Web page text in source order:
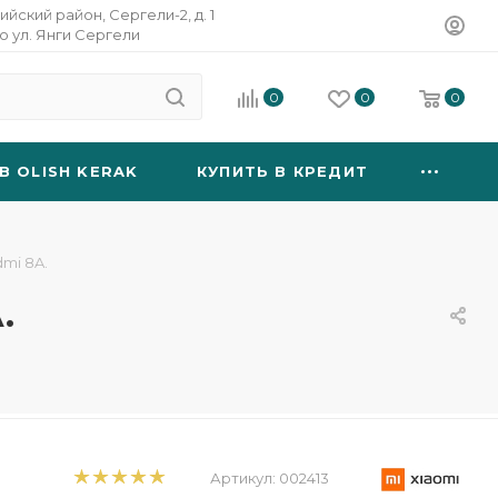
район, Сергели-2, д. 1
ул. Янги Сергели
0 0 0
OLISH KERAK КУПИТЬ В КРЕДИТ
8A.
Артикул: 002413